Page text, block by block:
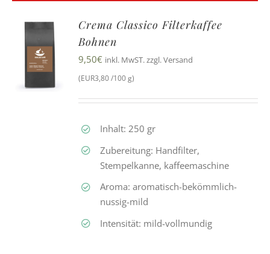
Crema Classico Filterkaffee
Bohnen
9,50€ inkl. MwST. zzgl. Versand
(EUR3,80 /100 g)
Inhalt: 250 gr
Zubereitung: Handfilter,
Stempelkanne, kaffeemaschine
Aroma: aromatisch-bekömmlich-
nussig-mild
Intensität: mild-vollmundig